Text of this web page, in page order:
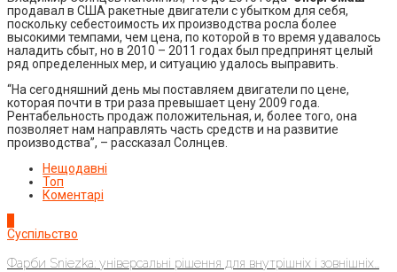
продавал в США ракетные двигатели с убытком для себя,
поскольку себестоимость их производства росла более
высокими темпами, чем цена, по которой в то время удавалось
наладить сбыт, но в 2010 – 2011 годах был предпринят целый
ряд определенных мер, и ситуацию удалось выправить.
“На сегодняшний день мы поставляем двигатели по цене,
которая почти в три раза превышает цену 2009 года.
Рентабельность продаж положительная, и, более того, она
позволяет нам направлять часть средств и на развитие
производства”, – рассказал Солнцев.
Нещодавні
Топ
Коментарі
Суспільство
Фарби Sniezka: універсальні рішення для внутрішніх і зовнішніх...